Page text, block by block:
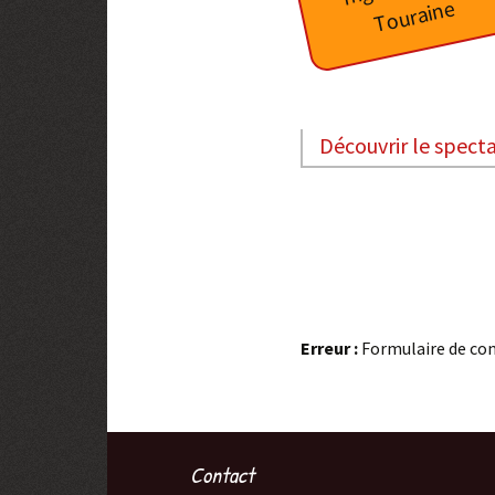
Virgule
Mixture Douce-Amère
Spectacles passés
e
Découvrir le
Erreur : Formulaire de
Contact